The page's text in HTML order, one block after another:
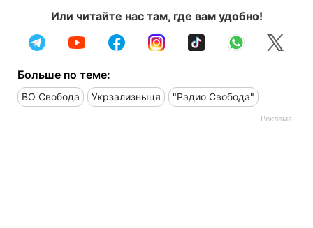
Или читайте нас там, где вам удобно!
Больше по теме:
ВО Свобода Укрзализныця "Радио Свобода"